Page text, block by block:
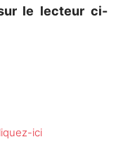
le lecteur ci-
ici